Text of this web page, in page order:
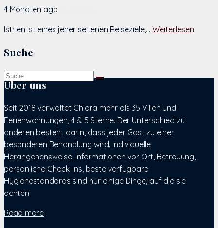
4 Monaten ago
Istrien ist eines jener seltenen Reiseziele,... Weiterlesen
Suche
Über uns
Seit 2018 verwaltet Chiara mehr als 35 Villen und
Ferienwohnungen, 4 & 5 Sterne. Der Unterschied zu
anderen besteht darin, dass jeder Gast zu einer
besonderen Behandlung wird. Individuelle
Herangehensweise, Informationen vor Ort, Betreuung,
persönliche Check-Ins, beste verfügbare
Hygienestandards sind nur einige Dinge, auf die sie
achten.
Read more